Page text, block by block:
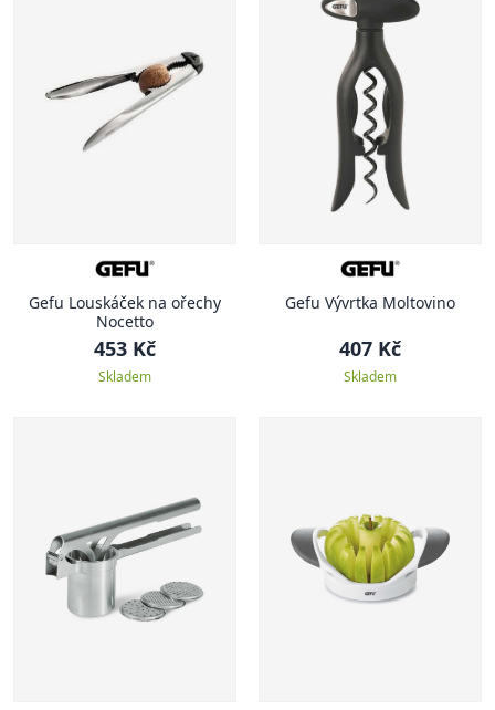
Gefu Louskáček na ořechy
Nocetto
453 Kč
Skladem
Gefu Vývrtka Moltovino
407 Kč
Skladem